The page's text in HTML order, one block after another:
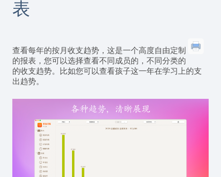
表
查看每年的按月收支趋势，这是一个高度自由定制
的报表，您可以选择查看不同成员的，不同分类的
的收支趋势。比如您可以查看孩子这一年在学习上的支
出趋势。